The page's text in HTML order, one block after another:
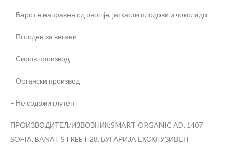
– Барот е направен од овошје, јаткасти плодови и чоколадо
– Погоден за вегани
– Сиров производ
– Органски производ
– Не содржи глутен
ПРОИЗВОДИТЕЛ/ИЗВОЗНИК:SMART ORGANIC AD, 1407
SOFIA, BANAT STREET 28, БУГАРИЈА ЕКСКЛУЗИВЕН